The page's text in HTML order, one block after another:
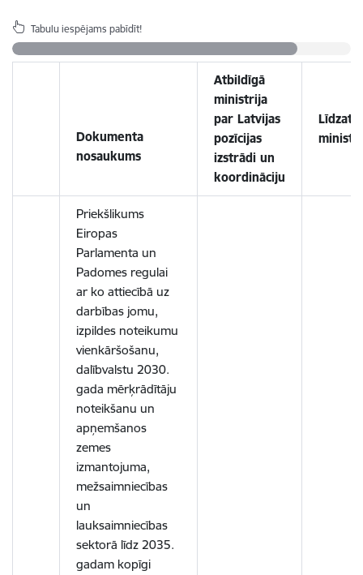
Tabulu iespējams pabīdīt!
Dokumenta
nosaukums
Atbildīgā
ministrija
par Latvijas
pozīcijas
izstrādi un
koordināciju
Priekšlikums
Eiropas
Parlamenta un
Padomes regulai
ar ko attiecībā uz
darbības jomu,
izpildes noteikumu
vienkāršošanu,
dalībvalstu 2030.
gada mērķrādītāju
noteikšanu un
apņemšanos
zemes
izmantojuma,
mežsaimniecības
un
lauksaimniecības
sektorā līdz 2035.
gadam kopīgi